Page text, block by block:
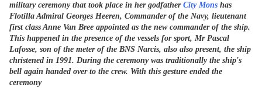
military ceremony that took place in her godfather City Mons has
Flotilla Admiral Georges Heeren, Commander of the Navy, lieutenant
first class Anne Van Bree appointed as the new commander of the ship.
This happened in the presence of the vessels for sport, Mr Pascal
Lafosse, son of the meter of the BNS Narcis, also also present, the ship
christened in 1991. During the ceremony was traditionally the ship's
bell again handed over to the crew. With this gesture ended the
ceremony